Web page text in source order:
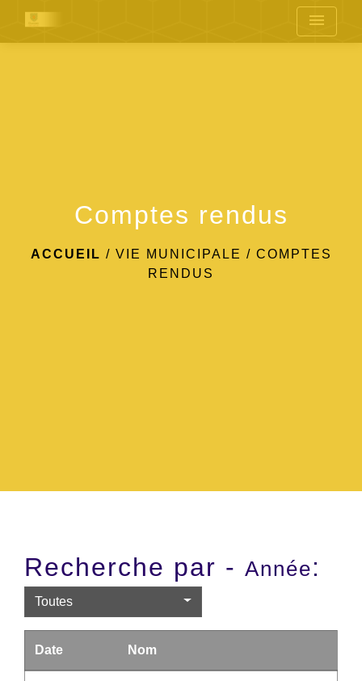
menu
Comptes rendus
ACCUEIL / VIE MUNICIPALE / COMPTES
RENDUS
Recherche par - Année:
Toutes
Date Nom